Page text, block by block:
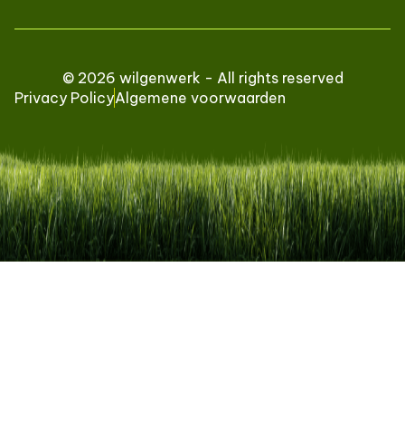
© 2026 wilgenwerk - All rights reserved
Privacy PolicyAlgemene voorwaarden